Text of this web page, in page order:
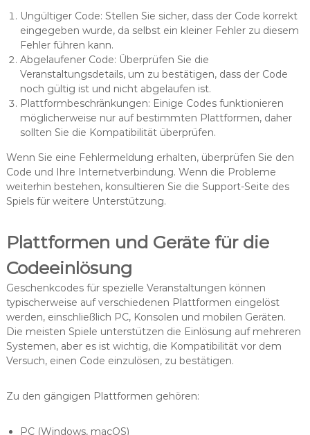
Ungültiger Code: Stellen Sie sicher, dass der Code korrekt
eingegeben wurde, da selbst ein kleiner Fehler zu diesem
Fehler führen kann.
Abgelaufener Code: Überprüfen Sie die
Veranstaltungsdetails, um zu bestätigen, dass der Code
noch gültig ist und nicht abgelaufen ist.
Plattformbeschränkungen: Einige Codes funktionieren
möglicherweise nur auf bestimmten Plattformen, daher
sollten Sie die Kompatibilität überprüfen.
Wenn Sie eine Fehlermeldung erhalten, überprüfen Sie den
Code und Ihre Internetverbindung. Wenn die Probleme
weiterhin bestehen, konsultieren Sie die Support-Seite des
Spiels für weitere Unterstützung.
Plattformen und Geräte für die
Codeeinlösung
Geschenkcodes für spezielle Veranstaltungen können
typischerweise auf verschiedenen Plattformen eingelöst
werden, einschließlich PC, Konsolen und mobilen Geräten.
Die meisten Spiele unterstützen die Einlösung auf mehreren
Systemen, aber es ist wichtig, die Kompatibilität vor dem
Versuch, einen Code einzulösen, zu bestätigen.
Zu den gängigen Plattformen gehören:
PC (Windows, macOS)